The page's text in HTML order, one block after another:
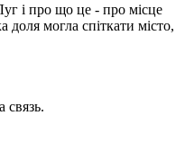
і про що це - про місце
доля могла спіткати місто,
связь.